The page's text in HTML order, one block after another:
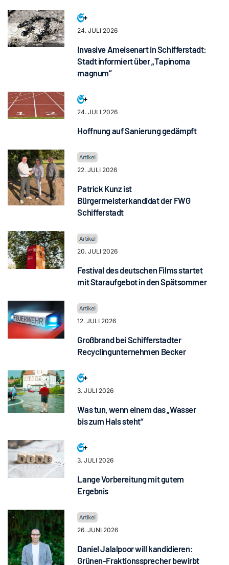
24. JULI 2026
Invasive Ameisenart in Schifferstadt:
Stadt informiert über „Tapinoma
magnum“
24. JULI 2026
Hoffnung auf Sanierung gedämpft
22. JULI 2026
Patrick Kunz ist
Bürgermeisterkandidat der FWG
Schifferstadt
20. JULI 2026
Festival des deutschen Films startet
mit Staraufgebot in den Spätsommer
12. JULI 2026
Großbrand bei Schifferstadter
Recyclingunternehmen Becker
3. JULI 2026
Was tun, wenn einem das „Wasser
bis zum Hals steht“
3. JULI 2026
Lange Vorbereitung mit gutem
Ergebnis
26. JUNI 2026
Daniel Jalalpoor will kandidieren:
Grünen-Fraktionssprecher bewirbt